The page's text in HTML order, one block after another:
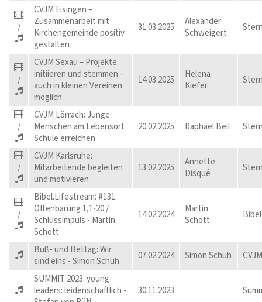
/
CVJM Eisingen –
Zusammenarbeit mit
Kirchengemeinde positiv
gestalten
31.03.2025
Alexander
Schweigert
/
CVJM Sexau – Projekte
initiieren und stemmen –
auch in kleinen Vereinen
möglich
14.03.2025
Helena
Kiefer
/
CVJM Lörrach: Junge
Menschen am Lebensort
Schule erreichen
20.02.2025 Raphael Beil
/
CVJM Karlsruhe:
Mitarbeitende begleiten
und motivieren
13.02.2025
Annette
Disqué
/
Bibel.Lifestream: #131:
Offenbarung 1,1-20 /
Schlussimpuls - Martin
Schott
14.02.2024
Martin
Schott
Buß- und Bettag: Wir
sind eins - Simon Schuh
07.02.2024 Simon Schuh
SUMMIT 2023: young
leaders: leidenschaftlich -
30.11.2023